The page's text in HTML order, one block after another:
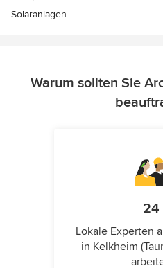
Solaranlagen
Warum sollten Sie
24
Lokale Experten
in Kelkheim